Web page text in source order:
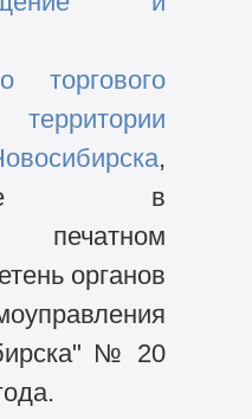
торгового
,
в
печатном
органов
№ 20